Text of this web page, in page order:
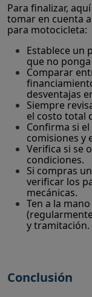
Para finalizar,
tomar en cuenta
para motocicleta:
Establece un
que no
Comparar
desventajas
Siempre
el costo total
Confirma si
comisiones y
Verifica si se
condiciones.
Si compras
verificar los
mecánicas.
Ten a la
y tramitación.
Conclusión